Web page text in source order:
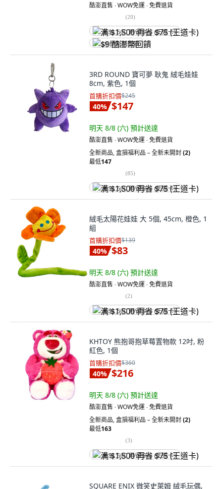
酷澎直售 ∙ WOW免運 ∙ 免費退貨
(20)
满 $1,500 再省 $75 (王道卡)
$9 酷澎幣回饋
3RD ROUND 寶可夢 耿鬼 絨毛娃娃
8cm, 紫色, 1個
首購折扣價$245
40% $147
明天 8/8 (六) 預計送達
酷澎直售 ∙ WOW免運 ∙ 免費退貨
全新商品,盒損福利品 – 全新未開封(2)
最低147
(85)
满 $1,500 再省 $75 (王道卡)
絨毛太陽花娃娃 大 5個, 45cm, 橙色, 1
組
首購折扣價$139
40% $83
明天 8/8 (六) 預計送達
酷澎直售 ∙ WOW免運 ∙ 免費退貨
(2)
满 $1,500 再省 $75 (王道卡)
KHTOY 熊抱哥抱草莓置物款 12吋, 粉
紅色, 1個
首購折扣價$360
40% $216
明天 8/8 (六) 預計送達
酷澎直售 ∙ WOW免運 ∙ 免費退貨
全新商品,盒損福利品 – 全新未開封(2)
最低163
(3)
满 $1,500 再省 $75 (王道卡)
SQUARE ENIX 微笑史萊姆 絨毛玩偶,